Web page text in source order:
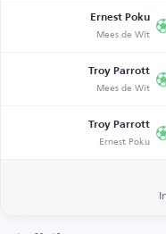
Ernest Poku
Mees de Wit
Troy Parrott
Mees de Wit
Troy Parrott
Ernest Poku